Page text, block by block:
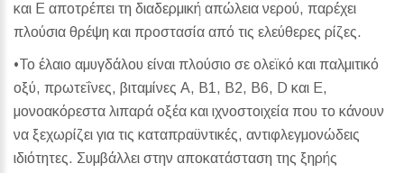
και Ε αποτρέπει τη διαδερμική απώλεια νερού, παρέχει
πλούσια θρέψη και προστασία από τις ελεύθερες ρίζες.
•Το έλαιο αμυγδάλου είναι πλούσιο σε ολεϊκό και παλμιτικό
οξύ, πρωτεΐνες, βιταμίνες Α, Β1, Β2, Β6, D και Ε,
μονοακόρεστα λιπαρά οξέα και ιχνοστοιχεία που το κάνουν
να ξεχωρίζει για τις καταπραϋντικές, αντιφλεγμονώδεις
ιδιότητες. Συμβάλλει στην αποκατάσταση της ξηρής